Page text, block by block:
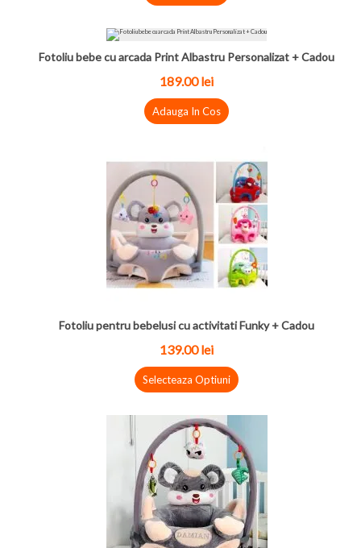
Fotoliu bebe cu arcada Print Albastru Personalizat + Cadou
189.00lei
Adauga In Cos
Fotoliu pentru bebelusi cu activitati Funky + Cadou
139.00lei
Selecteaza Optiuni